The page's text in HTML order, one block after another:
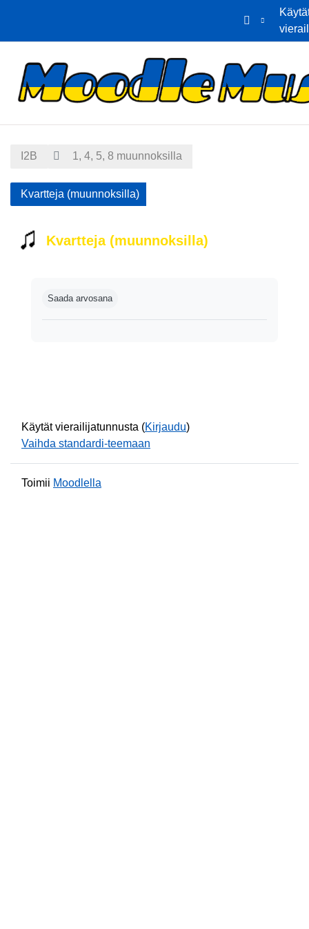
Etusivu Kalenteri
I2B 1, 4, 5, 8 muunnoksilla
Kvartteja (muunnoksilla)
Kvartteja (muunnoksilla)
Saada arvosana
Käytät vierailijatunnusta (Kirjaudu)
Vaihda standardi-teemaan
Toimii Moodlella